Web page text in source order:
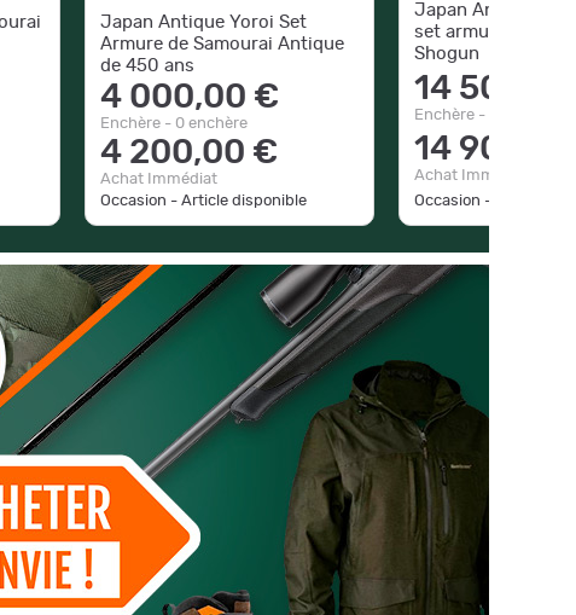
Japan Antique Yoroi Set
Armure de Samourai Antique
de 450 ans
4 000,00 €
Enchère - 0 enchère
4 200,00 €
Achat Immédiat
Occasion - Article disponible
Japan Antique
set armure royal
Shogun
14
Enchère - 0 enchère
14
Achat Immédiat
Occasion - Article